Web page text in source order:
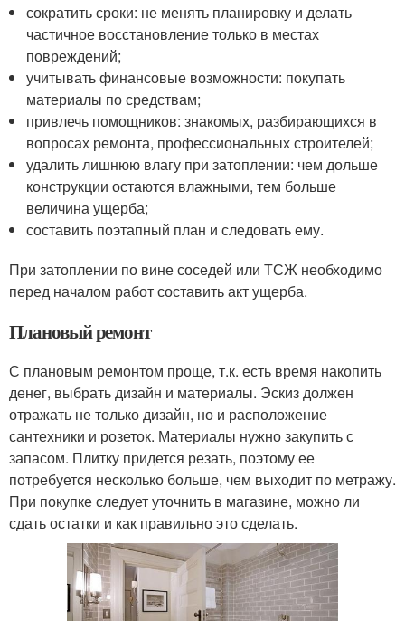
сократить сроки: не менять планировку и делать
частичное восстановление только в местах
повреждений;
учитывать финансовые возможности: покупать
материалы по средствам;
привлечь помощников: знакомых, разбирающихся в
вопросах ремонта, профессиональных строителей;
удалить лишнюю влагу при затоплении: чем дольше
конструкции остаются влажными, тем больше
величина ущерба;
составить поэтапный план и следовать ему.
При затоплении по вине соседей или ТСЖ необходимо
перед началом работ составить акт ущерба.
Плановый ремонт
С плановым ремонтом проще, т.к. есть время накопить
денег, выбрать дизайн и материалы. Эскиз должен
отражать не только дизайн, но и расположение
сантехники и розеток. Материалы нужно закупить с
запасом. Плитку придется резать, поэтому ее
потребуется несколько больше, чем выходит по метражу.
При покупке следует уточнить в магазине, можно ли
сдать остатки и как правильно это сделать.